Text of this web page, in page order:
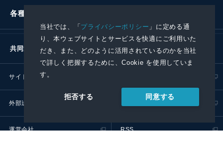
当社では、「プライバシーポリシー 」に定める通
り、本ウェブサイトとサービスを快適にご利用いた
だき、また、どのように活用されているのかを当社
で詳しく把握するために、Cookie を使用していま
す。
拒否する 同意する
各種お問い合わせ
共同通信社グループ
サイトポリシー
外部送信ポリシー プレスリリース取扱基準
運営会社 RSS